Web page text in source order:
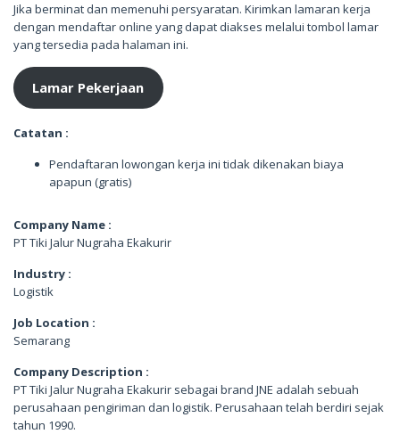
Jika berminat dan memenuhi persyaratan. Kirimkan lamaran kerja
dengan mendaftar online yang dapat diakses melalui tombol lamar
yang tersedia pada halaman ini.
Lamar Pekerjaan
Catatan :
Pendaftaran lowongan kerja ini tidak dikenakan biaya
apapun (gratis)
Company Name :
PT Tiki Jalur Nugraha Ekakurir
Industry :
Logistik
Job Location :
Semarang
Company Description :
PT Tiki Jalur Nugraha Ekakurir sebagai brand JNE adalah sebuah
perusahaan pengiriman dan logistik. Perusahaan telah berdiri sejak
tahun 1990.